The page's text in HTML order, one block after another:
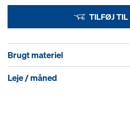
TILFØJ TIL
Brugt materiel
Leje / måned